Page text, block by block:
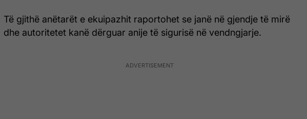
Të gjithë anëtarët e ekuipazhit raportohet se janë në gjendje të mirë
dhe autoritetet kanë dërguar anije të sigurisë në vendngjarje.